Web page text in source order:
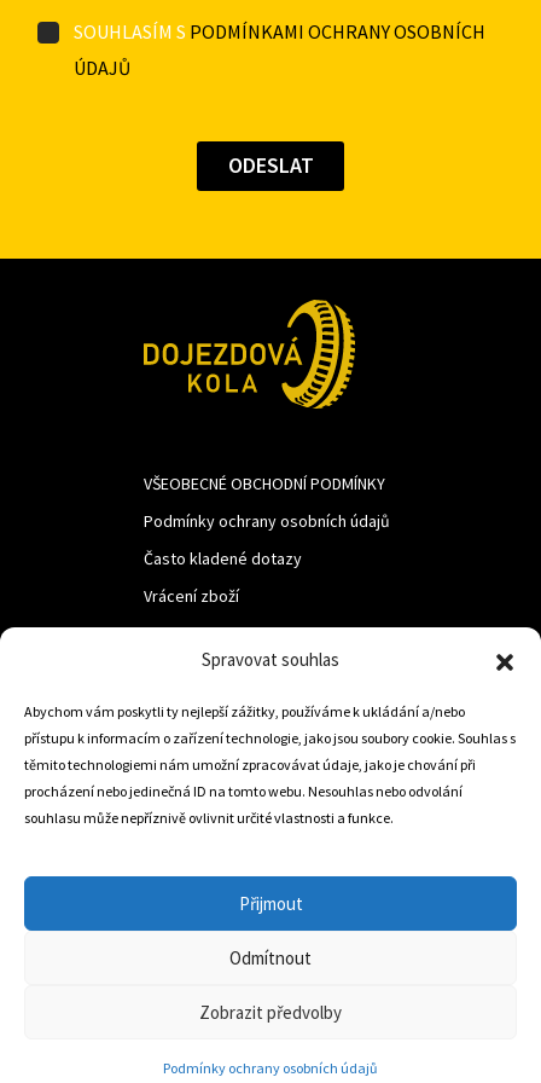
Spravovat souhlas
Abychom vám poskytli ty nejlepší zážitky, používáme k ukládání a/nebo
přístupu k informacím o zařízení technologie, jako jsou soubory cookie. Souhlas s
těmito technologiemi nám umožní zpracovávat údaje, jako je chování při
procházení nebo jedinečná ID na tomto webu. Nesouhlas nebo odvolání
souhlasu může nepříznivě ovlivnit určité vlastnosti a funkce.
Přijmout
Odmítnout
Zobrazit předvolby
Podmínky ochrany osobních údajů
SOUHLASÍM S PODMÍNKAMI OCHRANY OSOBNÍCH
ÚDAJŮ
VŠEOBECNÉ OBCHODNÍ PODMÍNKY
Podmínky ochrany osobních údajů
Často kladené dotazy
Vrácení zboží
LUF s.r.o.
Nám. M.R.Štefanika 518,
Trstená 02801
info@dojezdovakola.com